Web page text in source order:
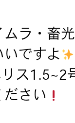
ムラ・畜
ですよ
ス1.5~2
ださい